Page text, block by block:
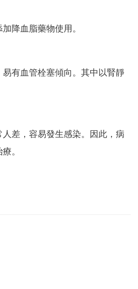
降血脂藥物使用。
有血管栓塞傾向。其中以腎靜
差，容易發生感染。因此，病
。